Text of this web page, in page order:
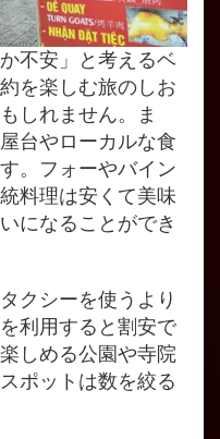
不安」と考えるベ
を楽しむ旅のしお
しれません。ま
台やローカルな食
。フォーやバイン
料理は安くて美味
になることができ
クシーを使うより
利用すると割安で
しめる公園や寺院
ポットは数を絞る